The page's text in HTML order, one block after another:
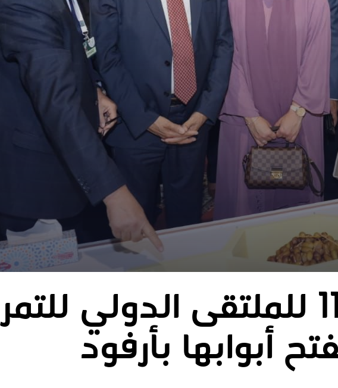
الدورة الـ 11 للملتقى الدولي للتمر
أبوابها بأرفود